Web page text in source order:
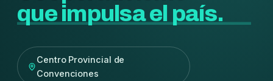
que impulsa el país.
Centro Provincial de
Convenciones